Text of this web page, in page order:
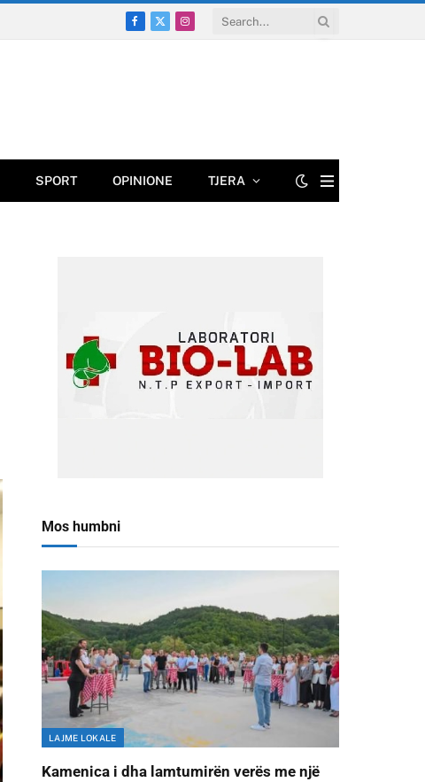
Facebook
X
Instagram
SPORT OPINIONE TJERA
Mos humbni
LAJME LOKALE
Kamenica i dha lamtumirën verës me një